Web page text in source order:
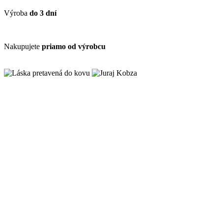
Výroba do 3 dní
Nakupujete priamo od výrobcu